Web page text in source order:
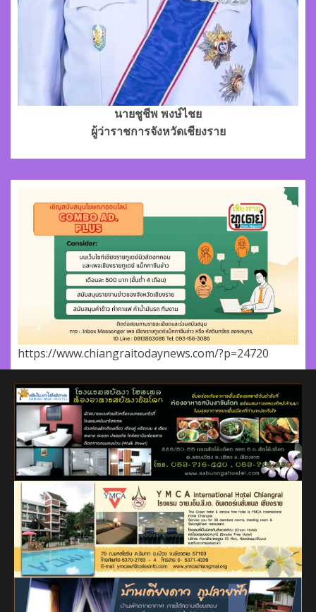
นายชูชีพ พงษ์ไชย
ผู้ว่าราชการจังหวัดเชียงราย
https://www.chiangraitodaynews.com/?p=24720